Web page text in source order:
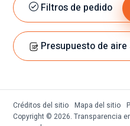
Filtros de pedido
Presupuesto de
Créditos del sitio Mapa del sitio
Copyright © 2026. Transparencia